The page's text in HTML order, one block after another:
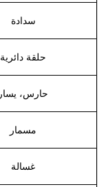
سدادة
حلقة دائرية
حارس، يسار
مسمار
غسالة